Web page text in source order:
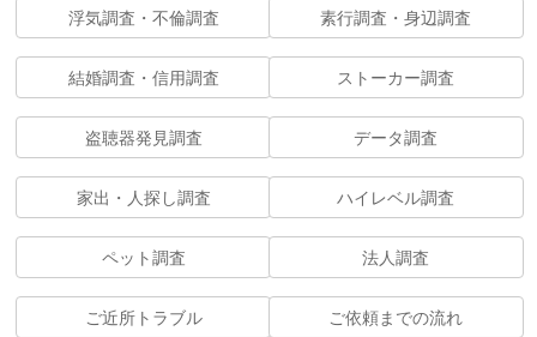
浮気調査・不倫調査 素行調査・身辺調査
結婚調査・信用調査 ストーカー調査
盗聴器発見調査 データ調査
家出・人探し調査 ハイレベル調査
ペット調査 法人調査
ご近所トラブル ご依頼までの流れ